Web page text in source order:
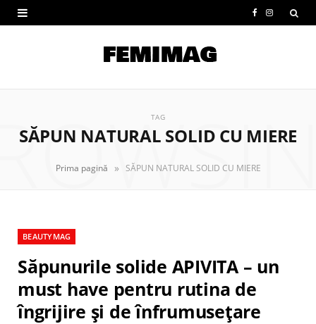
e
o
o
I
t
g
TAG
SĂPUN NATURAL SOLID CU MIERE
Prima pagină » SĂPUN NATURAL SOLID CU MIERE
BEAUTYMAG
Săpunurile solide APIVITA – un
must have pentru rutina de
îngrijire și de înfrumusețare